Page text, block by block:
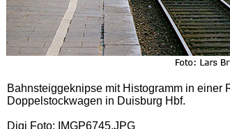
Bahnsteiggeknipse mit Histogramm in
Doppelstockwagen in Duisburg Hbf.
Digi Foto: IMGP6745.JPG